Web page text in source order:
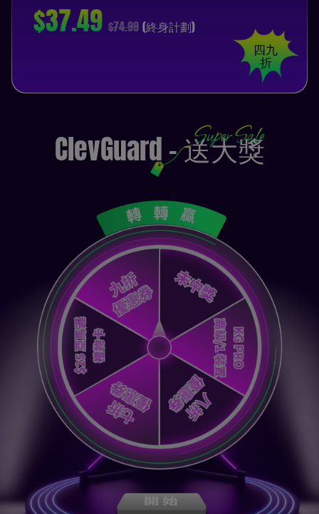
四九
折
$37.49 $74.99 (終身計劃)
ClevGuard - 送大獎
Super Sale
********idg@gmail.com刚刚抢到九折优惠券!
jvjd**********p@gmail.com刚刚抢到九折优惠券!